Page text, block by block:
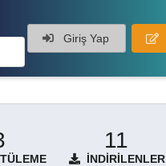
Giriş Yap
11
İNDIRILENLER